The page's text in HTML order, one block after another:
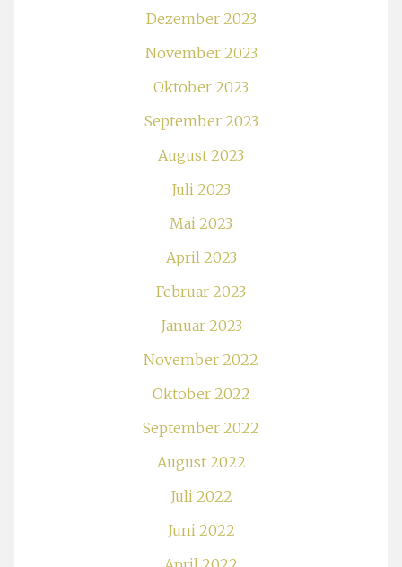
Dezember 2023
November 2023
Oktober 2023
September 2023
August 2023
Juli 2023
Mai 2023
April 2023
Februar 2023
Januar 2023
November 2022
Oktober 2022
September 2022
August 2022
Juli 2022
Juni 2022